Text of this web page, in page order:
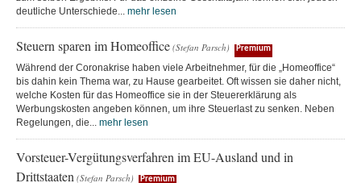
deutliche Unterschiede... mehr lesen
Steuern sparen im Homeoffice (Stefan Parsch) Premium
Während der Coronakrise haben viele Arbeitnehmer, für die „Homeoffice“
bis dahin kein Thema war, zu Hause gearbeitet. Oft wissen sie daher nicht,
welche Kosten für das Homeoffice sie in der Steuererklärung als
Werbungskosten angeben können, um ihre Steuerlast zu senken. Neben
Regelungen, die... mehr lesen
Vorsteuer-Vergütungsverfahren im EU-Ausland und in
Drittstaaten (Stefan Parsch) Premium